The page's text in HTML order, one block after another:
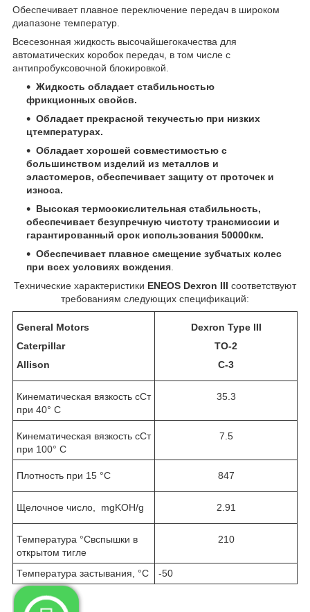
Обеспечивает плавное переключение передач в широком
диапазоне температур.
Всесезонная жидкость высочайшегокачества для
автоматических коробок передач, в том числе с
антипробуксовочной блокировкой
Жидкость обладает стабильностью
фрикционных свойсв.
Обладает прекрасной текучестью при низких
цтемпературах.
Обладает хорошей совместимостью с
большинством изделий из металлов и
эластомеров, обеспечивает защиту от проточек и
износа.
Высокая термоокислительная стабильность,
обеспечивает безупречную чистоту трансмиссии и
гарантированный срок использования 50000км.
Обеспечивает плавное смещение зубчатых колес
при всех условиях вождения
Технические характеристики ENEOS Dexron III соответствуют
требованиям следующих спецификаций:
General Motors
Caterpillar
Allison
Dexron Type III
TO-2
C-3
Кинематическая вязкость сСт
при 40° С
35.3
Кинематическая вязкость сСт
при 100° С
7.5
Плотность при 15 °С 847
Щелочное число, mgKOH/g 2.91
Температура °Cвспышки в
открытом тигле
210
Температура застывания, °С -50